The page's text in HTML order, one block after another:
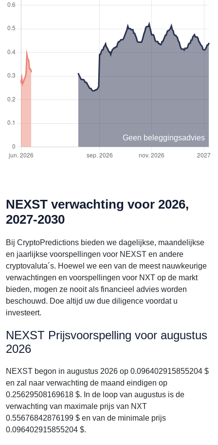
Geen beleggingsadvies
NEXST verwachting voor 2026,
2027-2030
Bij CryptoPredictions bieden we dagelijkse, maandelijkse
en jaarlijkse voorspellingen voor NEXST en andere
cryptovaluta´s. Hoewel we een van de meest nauwkeurige
verwachtingen en voorspellingen voor NXT op de markt
bieden, mogen ze nooit als financieel advies worden
beschouwd. Doe altijd uw due diligence voordat u
investeert.
NEXST Prijsvoorspelling voor augustus
2026
NEXST begon in augustus 2026 op 0.096402915855204 $
en zal naar verwachting de maand eindigen op
0.25629508169618 $. In de loop van augustus is de
verwachting van maximale prijs van NXT
0.55676842876199 $ en van de minimale prijs
0.096402915855204 $.